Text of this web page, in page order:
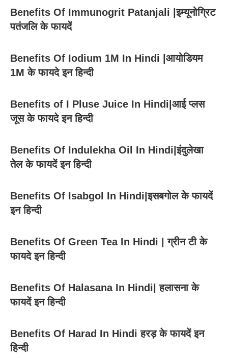
Benefits Of Immunogrit Patanjali |इम्यूनोग्रिट
पतंजलि के फायदें
Benefits Of Iodium 1M In Hindi |आयोडियम
1M के फायदे इन हिन्दी
Benefits of I Pluse Juice In Hindi|आई प्लस
जूस के फायदे इन हिन्दी
Benefits Of Indulekha Oil In Hindi|इंदुलेखा
तेल के फायदें इन हिन्दी
Benefits Of Isabgol In Hindi|इसबगोल के फायदें
इन हिन्दी
Benefits Of Green Tea In Hindi | ग्रीन टी के
फायदे इन हिन्दी
Benefits Of Halasana In Hindi| हलासना के
फायदें इन हिन्दी
Benefits Of Harad In Hindi हरड़ के फायदें इन
हिन्दी